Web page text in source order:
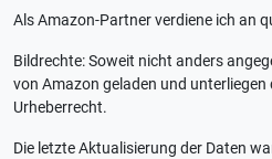
Als Amazon-Partner verdiene ich an
Bildrechte: Soweit nicht anders
von Amazon geladen und unterliegen
Urheberrecht.
Die letzte Aktualisierung der Daten